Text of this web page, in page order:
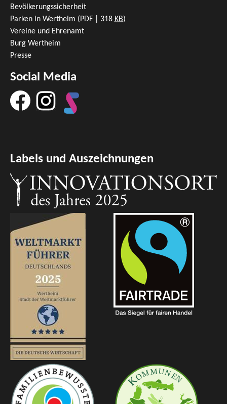
Bevölkerungssicherheit
Parken in Wertheim (PDF | 318 KB)
Vereine und Ehrenamt
Burg Wertheim
Presse
Social Media
Labels und Auszeichnungen